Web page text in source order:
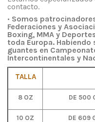
contacto.
• Somos
Federaciones y
Boxing, MMA y
toda Europa.
guantes en
Intercontinentales y
TALLA
8 OZ DE 500
10 OZ DE 609